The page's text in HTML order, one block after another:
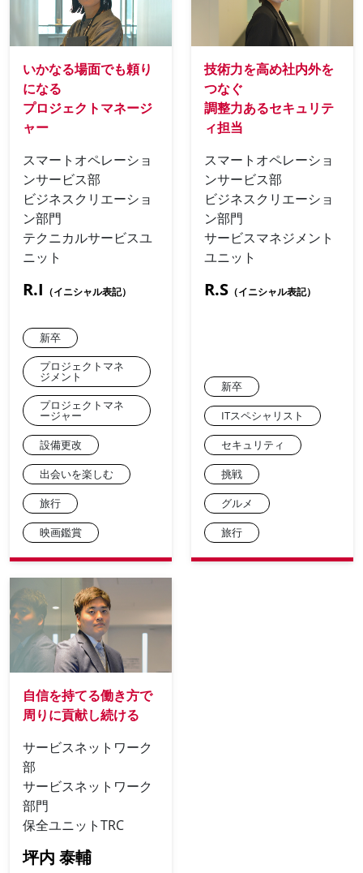
いかなる場面でも頼り
になる
プロジェクトマネージ
ャー
スマートオペレーショ
ンサービス部
ビジネスクリエーショ
ン部門
テクニカルサービスユ
ニット
R.I （イニシャル表記）
新卒
プロジェクトマネ
ジメント
プロジェクトマネ
ージャー
設備更改
出会いを楽しむ
旅行
映画鑑賞
技術力を高め社内外を
つなぐ
調整力あるセキュリテ
ィ担当
スマートオペレーショ
ンサービス部
ビジネスクリエーショ
ン部門
サービスマネジメント
ユニット
R.S （イニシャル表記）
新卒
ITスペシャリスト
セキュリティ
挑戦
グルメ
旅行
自信を持てる働き方で
周りに貢献し続ける
サービスネットワーク
部
サービスネットワーク
部門
保全ユニットTRC
坪内 泰輔